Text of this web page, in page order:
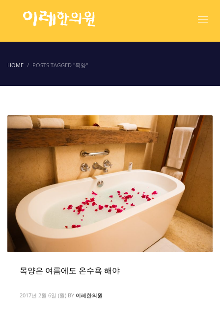
HOME POSTS TAGGED "목양"
목양은 여름에도 온수욕 해야
2017년 2월 6일 (월) BY 이레한의원